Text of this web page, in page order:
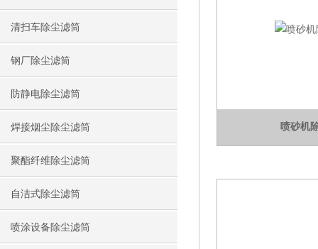
清扫车除尘滤筒
钢厂除尘滤筒
防静电除尘滤筒
焊接烟尘除尘滤筒
聚酯纤维除尘滤筒
自洁式除尘滤筒
喷涂设备除尘滤筒
喷砂机